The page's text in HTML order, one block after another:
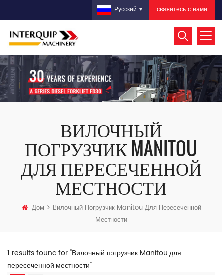
свяжитесь с нами
Русский
ВИЛОЧНЫЙ
ПОГРУЗЧИК MANITOU
ДЛЯ ПЕРЕСЕЧЕННОЙ
МЕСТНОСТИ
Дом
Вилочный Погрузчик Manitou Для Пересеченной
Местности
1 results found for "Вилочный погрузчик Manitou для
пересеченной местности"